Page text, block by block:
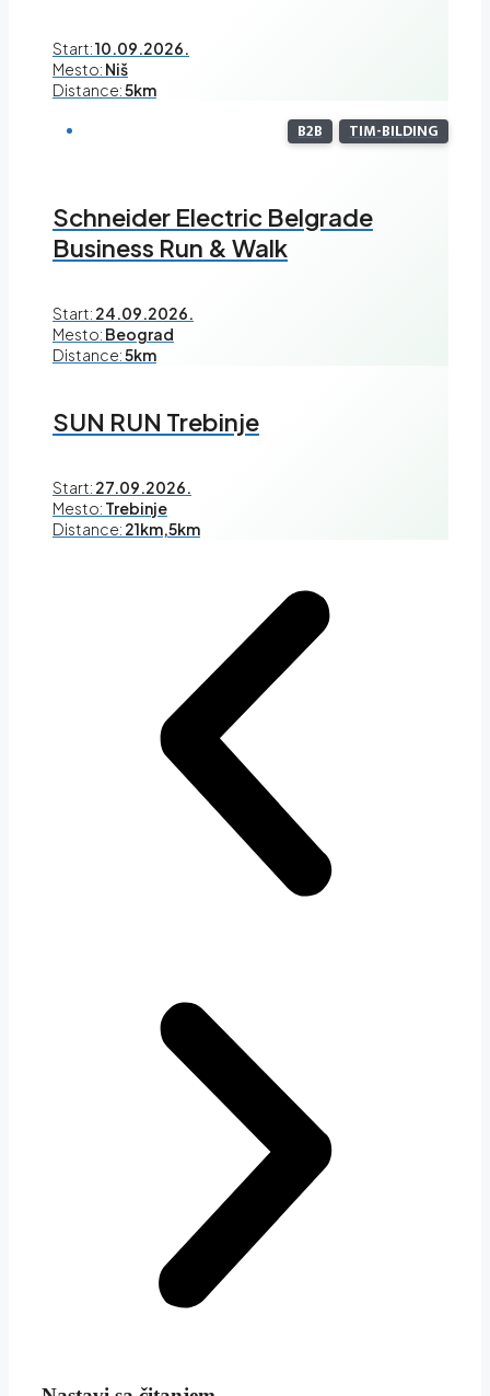
Start:10.09.2026.
Mesto: Niš
Distance:5km
B2B TIM-BILDING
Schneider Electric Belgrade
Business Run & Walk
Start: 24.09.2026.
Mesto: Beograd
Distance:5km
SUN RUN Trebinje
Start: 27.09.2026.
Mesto: Trebinje
Distance: 21km,5km